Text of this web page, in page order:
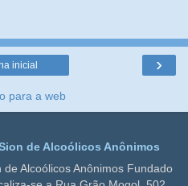
›
inicial
para a web
de Alcoólicos Anônimos
Alcoólicos Anônimos Fundado